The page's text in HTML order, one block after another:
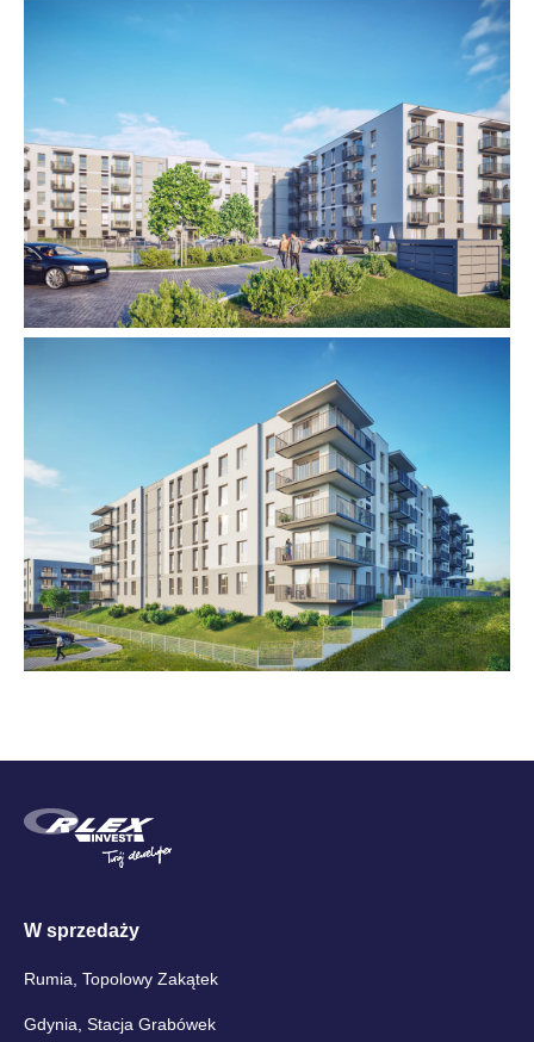
W sprzedaży
Rumia, Topolowy Zakątek
Gdynia, Stacja Grabówek